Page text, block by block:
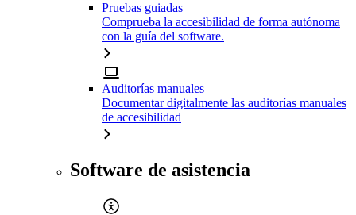
Pruebas guiadas
Comprueba la accesibilidad de forma autónoma
con la guía del software.
Auditorías manuales
Documentar digitalmente las auditorías manuales
de accesibilidad
Software de asistencia